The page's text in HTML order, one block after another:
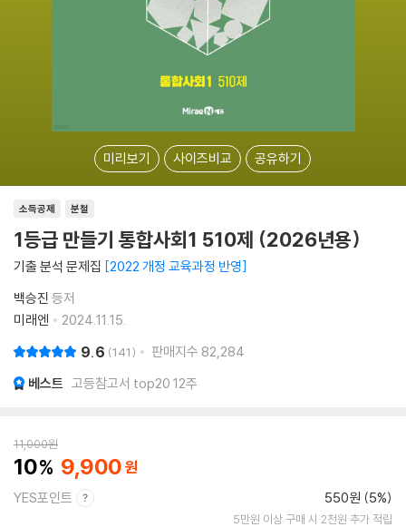
미리보기 사이즈비교 공유하기
소득공제 분철
1등급 만들기 통합사회1 510제 (2026년용)
기출 분석 문제집 2022 개정 교육과정 반영
백승진 등저
미래엔
2024.11.15.
9.6 141 판매지수 82,284
베스트 고등참고서 top20 12주
11,000원
10 9,900
YES포인트 550원 (5%)
5만원 이상 구매 시 2천원 추가 적립